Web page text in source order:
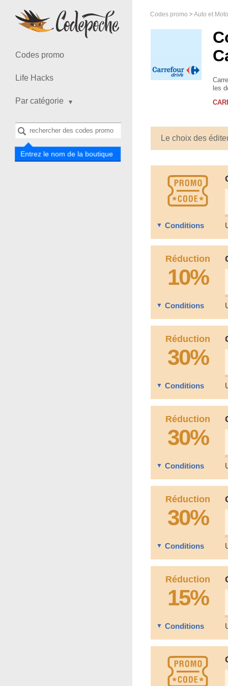
Codes promo
Life Hacks
Par catégorie
Entrez le nom de la boutique
Codes promo Auto et Moto
les
Le choix des
Conditions
Réduction
10%
Conditions
Réduction
30%
Conditions
Réduction
30%
Conditions
Réduction
30%
Conditions
Réduction
15%
Conditions